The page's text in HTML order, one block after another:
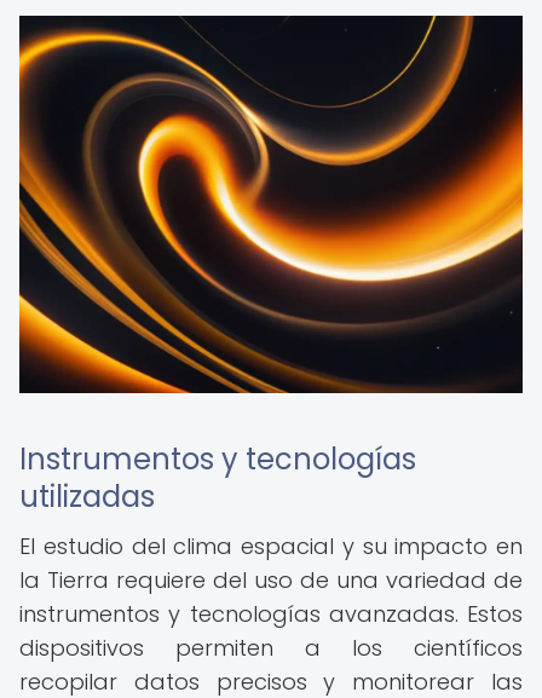
Instrumentos y tecnologías
utilizadas
El estudio del clima espacial y su impacto en
la Tierra requiere del uso de una variedad de
instrumentos y tecnologías avanzadas. Estos
dispositivos permiten a los científicos
recopilar datos precisos y monitorear las